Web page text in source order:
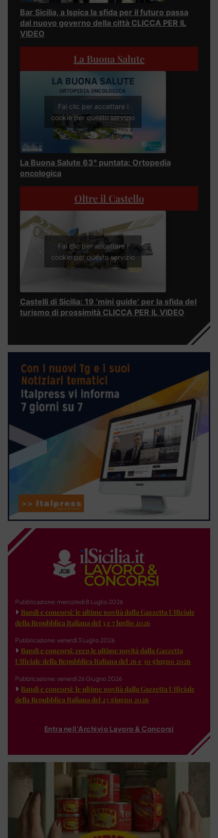
Bar Sicilia, a Ispica la sfida per il futuro passa
dal nuovo governo della città CLICCA PER IL
VIDEO
La Buona Salute
Fai clic per accettare i
cookie per questo servizio
La Buona Salute 63° puntata: Ortopedia
oncologica
Oltre il Castello
Fai clic per accettare i
cookie per questo servizio
Castelli di Sicilia: 19 ‘mini guide’ per la sfida del
turismo di prossimità CLICCA PER IL VIDEO
Pubblicazione: mercoledì 8 Luglio 2026
Bandi e concorsi: le ultime novità dalla Gazzetta Ufficiale
della Repubblica Italiana del 3 e 7 luglio 2026
Pubblicazione: venerdì 3 Luglio 2026
Bandi e concorsi: ecco le ultime novità dalla Gazzetta
Ufficiale della Repubblica Italiana del 26 e 30 giugno 2026
Pubblicazione: venerdì 26 Giugno 2026
Bandi e concorsi: le ultime novità dalla Gazzetta Ufficiale
della Repubblica Italiana del 23 giugno 2026
Entra nell'Archivio Lavoro & Concorsi